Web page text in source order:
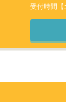
受付時間